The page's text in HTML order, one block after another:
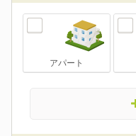
アパート